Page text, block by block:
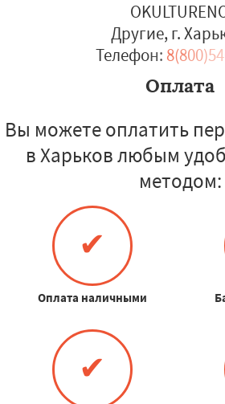
Другие, г.
Телефон:
Оплата
Вы можете оплатить
в Харьков любым
методом:
✔
Оплата наличными
✔